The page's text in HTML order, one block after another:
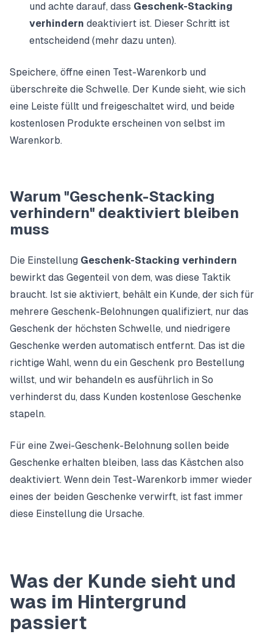
und achte darauf, dass Geschenk-Stacking
verhindern deaktiviert ist. Dieser Schritt ist
entscheidend (mehr dazu unten).
Speichere, öffne einen Test-Warenkorb und
überschreite die Schwelle. Der Kunde sieht, wie sich
eine Leiste füllt und freigeschaltet wird, und beide
kostenlosen Produkte erscheinen von selbst im
Warenkorb.
Warum "Geschenk-Stacking
verhindern" deaktiviert bleiben
muss
Die Einstellung Geschenk-Stacking verhindern
bewirkt das Gegenteil von dem, was diese Taktik
braucht. Ist sie aktiviert, behält ein Kunde, der sich für
mehrere Geschenk-Belohnungen qualifiziert, nur das
Geschenk der höchsten Schwelle, und niedrigere
Geschenke werden automatisch entfernt. Das ist die
richtige Wahl, wenn du ein Geschenk pro Bestellung
willst, und wir behandeln es ausführlich in So
verhinderst du, dass Kunden kostenlose Geschenke
stapeln.
Für eine Zwei-Geschenk-Belohnung sollen beide
Geschenke erhalten bleiben, lass das Kästchen also
deaktiviert. Wenn dein Test-Warenkorb immer wieder
eines der beiden Geschenke verwirft, ist fast immer
diese Einstellung die Ursache.
Was der Kunde sieht und
was im Hintergrund
passiert